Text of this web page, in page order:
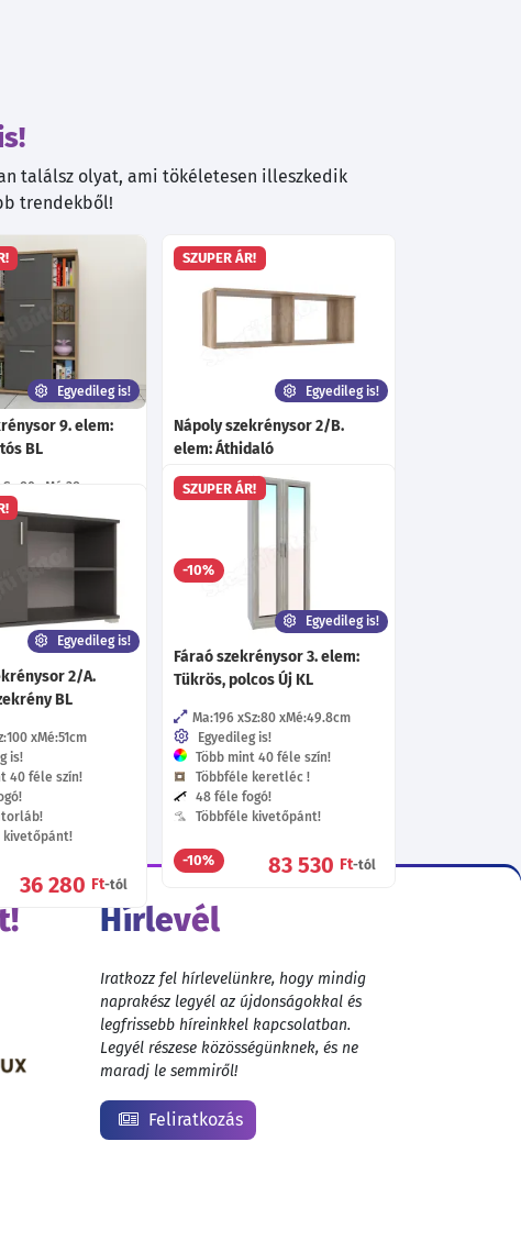
találsz olyat, ami tökéletesen illeszkedik
trendekből!
Egyedileg is!
9. elem:
BL
Sz:80 Mé:38
is!
40 féle szín!
55 340Ft-tól
SZUPER ÁR!
Egyedileg is!
Nápoly szekrénysor 2/B.
elem: Áthidaló
Ma:40 Sz:120 Mé:35
-10%
SZUPER ÁR!
Egyedileg is!
Fáraó szekrénysor 3. elem:
Tükrös, polcos Új KL
Ma:196 Sz:80 Mé:49.8cm
Egyedileg is!
Több mint 40 féle szín!
Többféle keretléc !
48 féle fogó!
Többféle kivetőpánt!
-10% 83 530 Ft-tól
Egyedileg is!
2/A.
BL
Mé:51cm
is!
40 féle szín!
kivetőpánt!
36 280 Ft-tól
Hírlevél
Iratkozz fel hírlevelünkre, hogy mindig
naprakész legyél az újdonságokkal és
legfrissebb híreinkkel kapcsolatban.
Legyél részese közösségünknek, és ne
maradj le semmiről!
Feliratkozás